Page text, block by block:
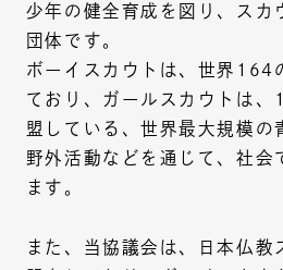
少年の健全育成を図り、スカ
団体です。
ボーイスカウトは、世界164
ており、ガールスカウトは
盟している、世界最大規模の
野外活動などを通じて、社会
ます。
また、当協議会は、日本仏教